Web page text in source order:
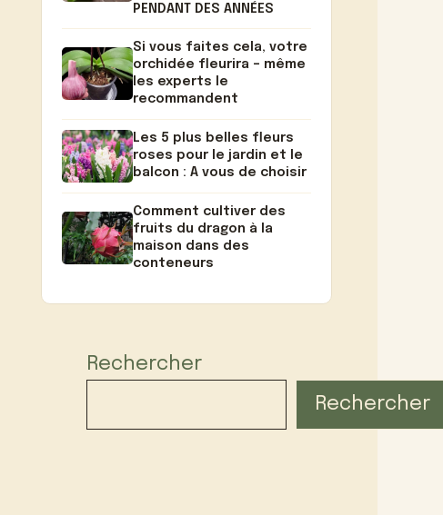
PENDANT DES ANNÉES
Si vous faites cela, votre
orchidée fleurira – même
les experts le
recommandent
Les 5 plus belles fleurs
roses pour le jardin et le
balcon : A vous de choisir
Comment cultiver des
fruits du dragon à la
maison dans des
conteneurs
Rechercher
Rechercher